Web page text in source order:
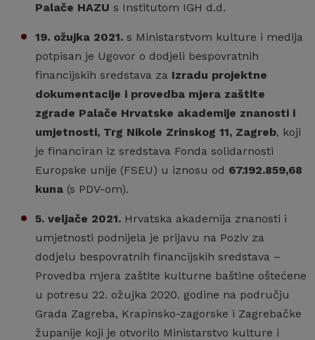
Palače HAZU s Institutom IGH d.d.
19. ožujka 2021. s Ministarstvom kulture i medija
potpisan je Ugovor o dodjeli bespovratnih
financijskih sredstava za Izradu projektne
dokumentacije i provedba mjera zaštite
zgrade Palače Hrvatske akademije znanosti i
umjetnosti, Trg Nikole Zrinskog 11, Zagreb, koji
je financiran iz sredstava Fonda solidarnosti
Europske unije (FSEU) u iznosu od 67.192.859,68
kuna (s PDV-om).
5. veljače 2021. Hrvatska akademija znanosti i
umjetnosti podnijela je prijavu na Poziv za
dodjelu bespovratnih financijskih sredstava –
Provedba mjera zaštite kulturne baštine oštećene
u potresu 22. ožujka 2020. godine na području
Grada Zagreba, Krapinsko-zagorske i Zagrebačke
županije koji je otvorilo Ministarstvo kulture i